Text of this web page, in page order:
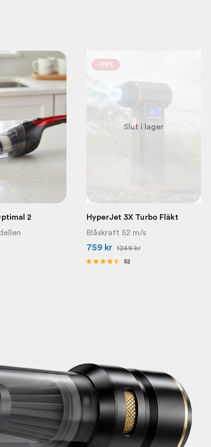
2
Slut i lager
-39%
HyperJet 3X Turbo Fläkt
Blåskraft 52 m/s
759 kr 1249kr
52